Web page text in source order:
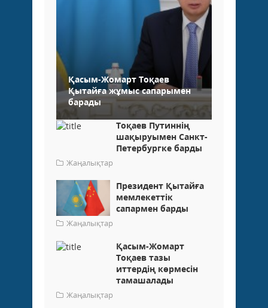
Қасым-Жомарт Тоқаев
Қытайға жұмыс сапарымен
барады
Тоқаев Путиннің
шақыруымен Санкт-
Петербургке барды
Жаңалықтар
Президент Қытайға
мемлекеттік
сапармен барды
Жаңалықтар
Қасым-Жомарт
Тоқаев тазы
иттердің көрмесін
тамашалады
Жаңалықтар